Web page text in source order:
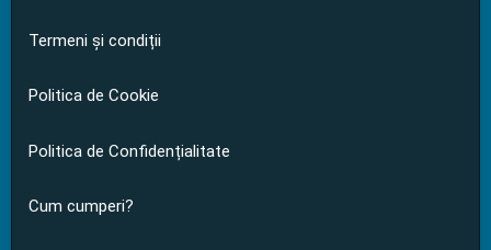
Termeni și condiții
Politica de Cookie
Politica de Confidențialitate
Cum cumperi?